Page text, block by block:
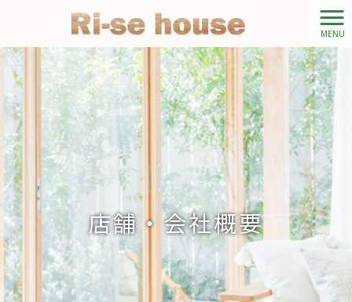
MENU
店舗・会社概要